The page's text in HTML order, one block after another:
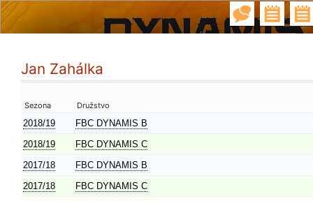
Jan Zahálka
Sezona Družstvo
2018/19
FBC DYNAMIS B
2018/19
FBC DYNAMIS C
2017/18
FBC DYNAMIS B
2017/18
FBC DYNAMIS C